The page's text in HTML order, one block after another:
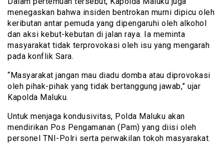
menegaskan bahwa insiden bentrokan murni dipicu oleh
keributan antar pemuda yang dipengaruhi oleh alkohol
dan aksi kebut-kebutan di jalan raya. Ia meminta
masyarakat tidak terprovokasi oleh isu yang mengarah
pada konflik Sara.
“Masyarakat jangan mau diadu domba atau diprovokasi
oleh pihak-pihak yang tidak bertanggung jawab,” ujar
Kapolda Maluku.
Untuk menjaga kondusivitas, Polda Maluku akan
mendirikan Pos Pengamanan (Pam) yang diisi oleh
personel TNI-Polri serta perwakilan tokoh masyarakat.